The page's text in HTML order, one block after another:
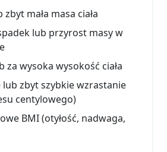
mała masa ciała
lub przyrost masy w
za wysoka wysokość ciała
zbyt szybkie wzrastanie
centylowego)
BMI (otyłość, nadwaga,